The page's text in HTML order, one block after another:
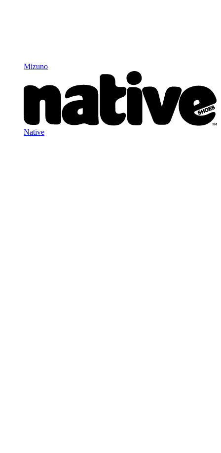
Mizuno
Native